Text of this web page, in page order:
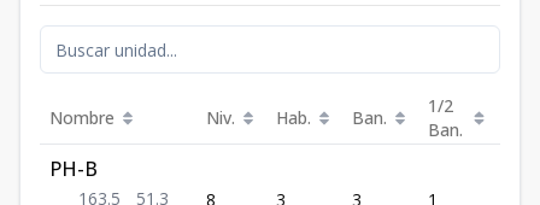
Nombre Niv. Hab. Ban.
1/2
Ban.
PH-B
163.5 51.3 8 3 3 1